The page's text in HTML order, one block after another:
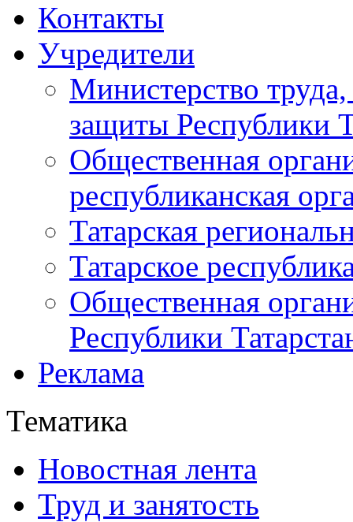
Контакты
Учредители
Министерство
защиты Республики
Общественная
республиканская
Татарская
Татарское
Общественная
Республики
Реклама
Тематика
Новостная лента
Труд и занятость